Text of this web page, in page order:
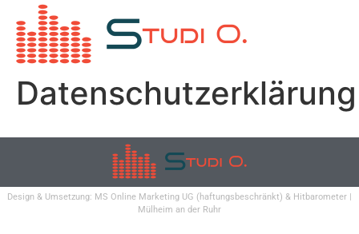
Datenschutzerklärung
Design & Umsetzung: MS Online Marketing UG (haftungsbeschränkt) & Hitbarometer |
Mülheim an der Ruhr